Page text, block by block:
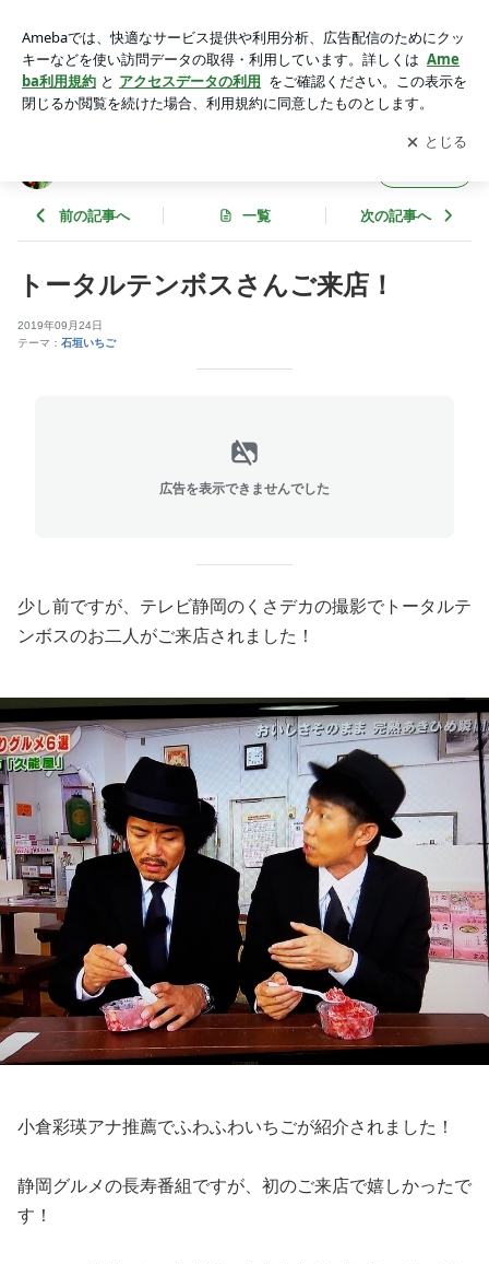
フェ久能屋アプリをダウンロードして ブログの更新通知
を受け取りまし
ょう。
開く
前の記事へ 一覧 次の記事へ
トータルテンボスさんご来店！
2019年09月24日
テーマ： 石垣いちご
広告を表示できませんでした
少し前ですが、テレビ静岡のくさデカの撮影でトータルテ
ンボスのお二人がご来店されました！
小倉彩瑛アナ推薦でふわふわいちごが紹介されました！
静岡グルメの長寿番組ですが、初のご来店で嬉しかったで
す！